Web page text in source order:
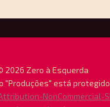
2026 Zero à Esquerda
"Produções" está
NonCommercial-